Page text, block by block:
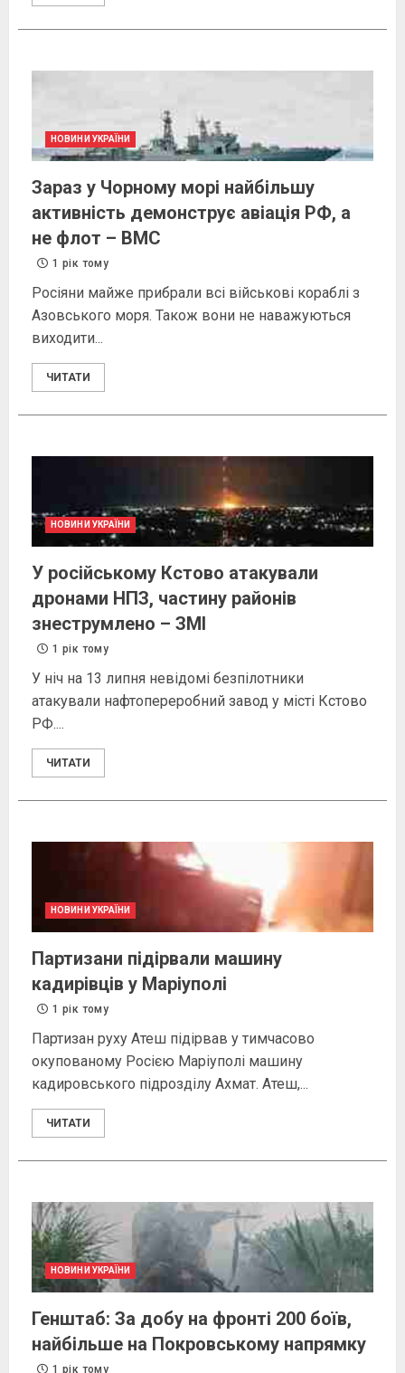
НОВИНИ УКРАЇНИ
Зараз у Чорному морі найбільшу
активність демонструє авіація РФ, а
не флот – ВМС
1 рік тому
Росіяни майже прибрали всі військові кораблі з
Азовського моря. Також вони не наважуються
виходити...
ЧИТАТИ
НОВИНИ УКРАЇНИ
У російському Кстово атакували
дронами НПЗ, частину районів
знеструмлено – ЗМІ
1 рік тому
У ніч на 13 липня невідомі безпілотники
атакували нафтопереробний завод у місті Кстово
РФ....
ЧИТАТИ
НОВИНИ УКРАЇНИ
Партизани підірвали машину
кадирівців у Маріуполі
1 рік тому
Партизан руху Атеш підірвав у тимчасово
окупованому Росією Маріуполі машину
кадировського підрозділу Ахмат. Атеш,...
ЧИТАТИ
НОВИНИ УКРАЇНИ
Генштаб: За добу на фронті 200 боїв,
найбільше на Покровському напрямку
1 рік тому